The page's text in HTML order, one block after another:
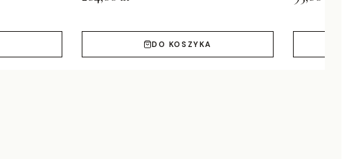
DO KOSZYKA